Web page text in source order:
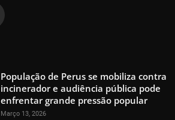
População de Perus se mobiliza contra
incinerador e audiência pública pode
enfrentar grande pressão popular
Março 13, 2026